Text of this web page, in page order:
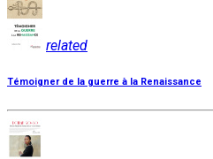
related
Témoigner de la guerre à la Renaissance